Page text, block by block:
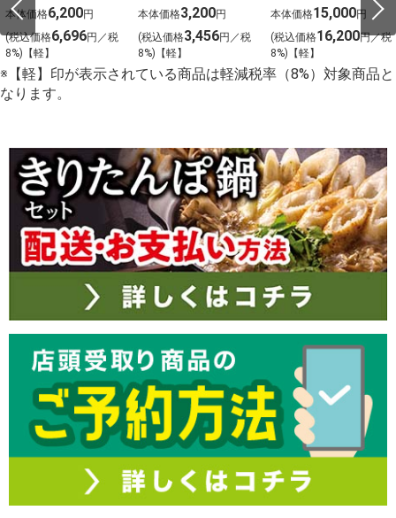
本体価格6,200円
(税込価格6,696円／税
8%)【軽】
本体価格3,200円
(税込価格3,456円／税
8%)【軽】
本体価格15,000円
(税込価格16,200円／税
8%)【軽】
※【軽】印が表示されている商品は軽減税率（8%）対象商品と
なります。